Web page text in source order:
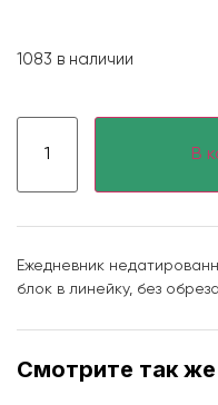
1083 в наличии
В
Ежедневник
блок в линейку, без обреза
Смотрите так же